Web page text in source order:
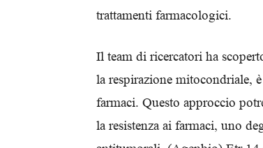
trattamenti farmacologici.
Il team di ricercatori ha
la respirazione mitocondriale,
farmaci. Questo approccio
la resistenza ai farmaci, uno